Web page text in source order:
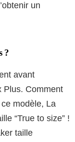
un
?
avant
Plus. Comment
modèle, La
“True to size” !
taille